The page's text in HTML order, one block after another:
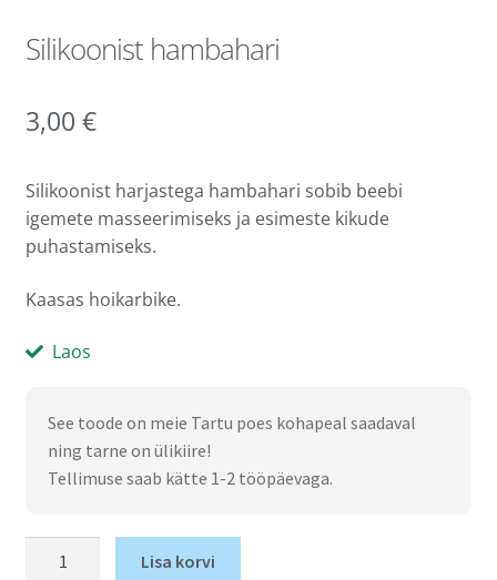
Silikoonist hambahari
3,00 €
Silikoonist harjastega hambahari sobib beebi
igemete masseerimiseks ja esimeste kikude
puhastamiseks.
Kaasas hoikarbike.
Laos
See toode on meie Tartu poes kohapeal saadaval
ning tarne on ülikiire!
Tellimuse saab kätte 1-2 tööpäevaga.
Lisa korvi